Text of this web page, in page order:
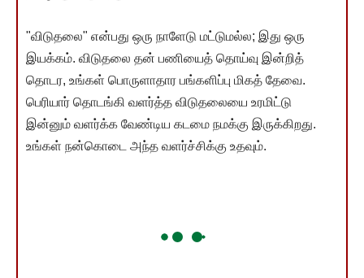
"விடுதலை" என்பது ஒரு நாளேடு மட்டுமல்ல; இது ஒரு
இயக்கம். விடுதலை தன் பணியைத் தொய்வு இன்றித்
தொடர, உங்கள் பொருளாதார பங்களிப்பு மிகத் தேவை.
பெரியார் தொடங்கி வளர்த்த விடுதலையை உரமிட்டு
இன்னும் வளர்க்க வேண்டிய கடமை நமக்கு இருக்கிறது.
உங்கள் நன்கொடை அந்த வளர்ச்சிக்கு உதவும்.